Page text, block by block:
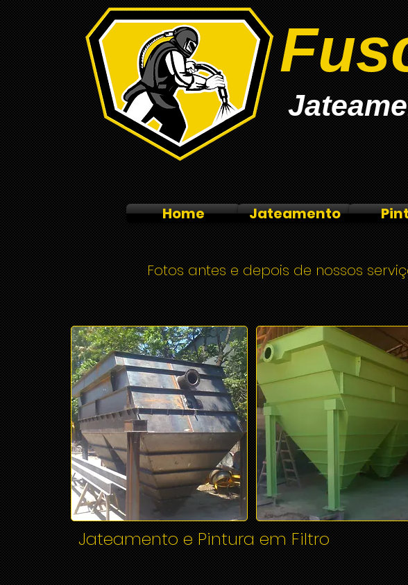
Home Jateamento
Fotos antes e depois de nossos
Jateamento e Pintura em Filtro